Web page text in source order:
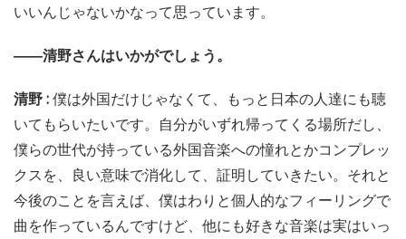
いいんじゃないかなって思っています。
――清野さんはいかがでしょう。
清野 :僕は外国だけじゃなくて、もっと日本の人達にも聴
いてもらいたいです。自分がいずれ帰ってくる場所だし、
僕らの世代が持っている外国音楽への憧れとかコンプレッ
クスを、良い意味で消化して、証明していきたい。それと
今後のことを言えば、僕はわりと個人的なフィーリングで
曲を作っているんですけど、他にも好きな音楽は実はいっ